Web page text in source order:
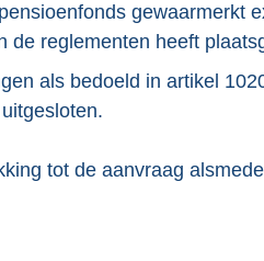
gewaarmerkt
de reglementen heeft
als bedoeld in artikel
tot de aanvraag